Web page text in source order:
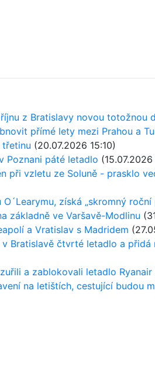
z Bratislavy novou totožnou
přímé lety mezi Prahou a
třetinu (20.07.2026 15:10)
Poznani páté letadlo (15.07.2026
při vzletu ze Soluně - prasklo
získá „skromný roční
základně ve Varšavě-Modlinu
a Vratislav s Madridem
v Bratislavě čtvrté letadlo a
a zablokovali letadlo Ryanair
na letištích, cestující budou